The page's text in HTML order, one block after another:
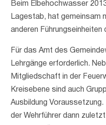
Beim Elbehochwasser
Lagestab, hat gemeinsam
anderen
Für das Amt des
Lehrgänge erforderlich.
Mitgliedschaft in der
Kreisebene sind auch
Ausbildung
der Wehrführer dann